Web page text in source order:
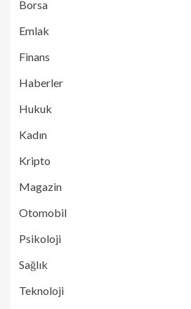
Borsa
Emlak
Finans
Haberler
Hukuk
Kadın
Kripto
Magazin
Otomobil
Psikoloji
Sağlık
Teknoloji